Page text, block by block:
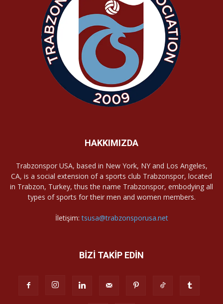
HAKKIMIZDA
Trabzonspor USA, based in New York, NY and Los Angeles,
CA, is a social extension of a sports club Trabzonspor, located
in Trabzon, Turkey, thus the name Trabzonspor, embodying all
types of sports for their men and women members.
İletişim:tsusa@trabzonsporusa.net
BİZİ TAKİP EDİN